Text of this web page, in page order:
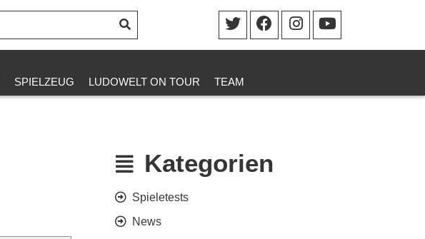
SPIELZEUG LUDOWELT ON TOUR TEAM
Kategorien
Spieletests
News